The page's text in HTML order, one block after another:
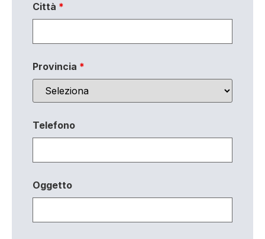
Città *
Provincia *
Telefono
Oggetto